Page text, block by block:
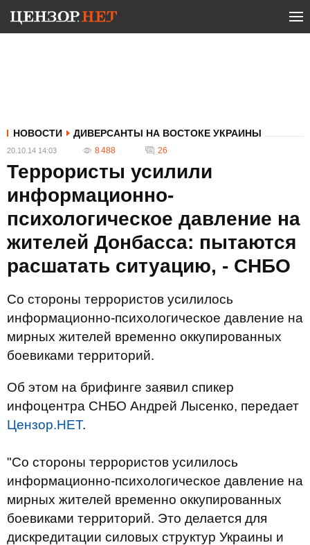
НОВОСТИ ДИВЕРСАНТЫ НА ВОСТОКЕ УКРАИНЫ
20.10.14 14:03 8 488 26
Террористы усилили
информационно-
психологическое давление на
жителей Донбасса: пытаются
расшатать ситуацию, - СНБО
Со стороны террористов усилилось
информационно-психологическое давление на
мирных жителей временно оккупированных
боевиками территорий.
Об этом на брифинге заявил спикер
инфоцентра СНБО Андрей Лысенко, передает
Цензор.НЕТ.
"Со стороны террористов усилилось
информационно-психологическое давление на
мирных жителей временно оккупированных
боевиками территорий. Это делается для
дискредитации силовых структур Украины и